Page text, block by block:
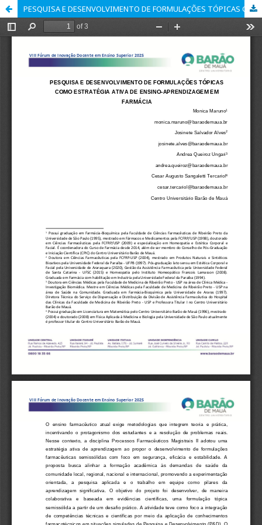
PESQUISA E DESENVOLVIMENTO DE FORMULAÇÕES TÓPICAS COMO ESTRATÉGIA ATIVA DE ENSINO-APRENDIZAGEM EM FARMÁCIA